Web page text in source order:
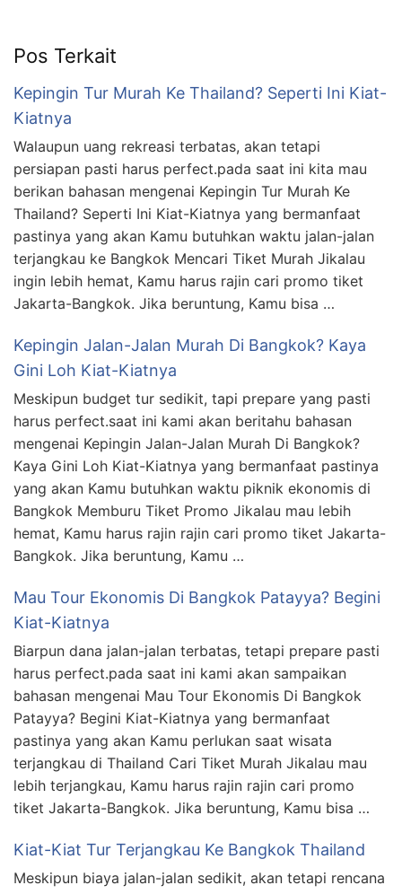
Pos Terkait
Kepingin Tur Murah Ke Thailand? Seperti Ini Kiat-
Kiatnya
Walaupun uang rekreasi terbatas, akan tetapi
persiapan pasti harus perfect.pada saat ini kita mau
berikan bahasan mengenai Kepingin Tur Murah Ke
Thailand? Seperti Ini Kiat-Kiatnya yang bermanfaat
pastinya yang akan Kamu butuhkan waktu jalan-jalan
terjangkau ke Bangkok Mencari Tiket Murah Jikalau
ingin lebih hemat, Kamu harus rajin cari promo tiket
Jakarta-Bangkok. Jika beruntung, Kamu bisa …
Kepingin Jalan-Jalan Murah Di Bangkok? Kaya
Gini Loh Kiat-Kiatnya
Meskipun budget tur sedikit, tapi prepare yang pasti
harus perfect.saat ini kami akan beritahu bahasan
mengenai Kepingin Jalan-Jalan Murah Di Bangkok?
Kaya Gini Loh Kiat-Kiatnya yang bermanfaat pastinya
yang akan Kamu butuhkan waktu piknik ekonomis di
Bangkok Memburu Tiket Promo Jikalau mau lebih
hemat, Kamu harus rajin rajin cari promo tiket Jakarta-
Bangkok. Jika beruntung, Kamu …
Mau Tour Ekonomis Di Bangkok Patayya? Begini
Kiat-Kiatnya
Biarpun dana jalan-jalan terbatas, tetapi prepare pasti
harus perfect.pada saat ini kami akan sampaikan
bahasan mengenai Mau Tour Ekonomis Di Bangkok
Patayya? Begini Kiat-Kiatnya yang bermanfaat
pastinya yang akan Kamu perlukan saat wisata
terjangkau di Thailand Cari Tiket Murah Jikalau mau
lebih terjangkau, Kamu harus rajin rajin cari promo
tiket Jakarta-Bangkok. Jika beruntung, Kamu bisa …
Kiat-Kiat Tur Terjangkau Ke Bangkok Thailand
Meskipun biaya jalan-jalan sedikit, akan tetapi rencana